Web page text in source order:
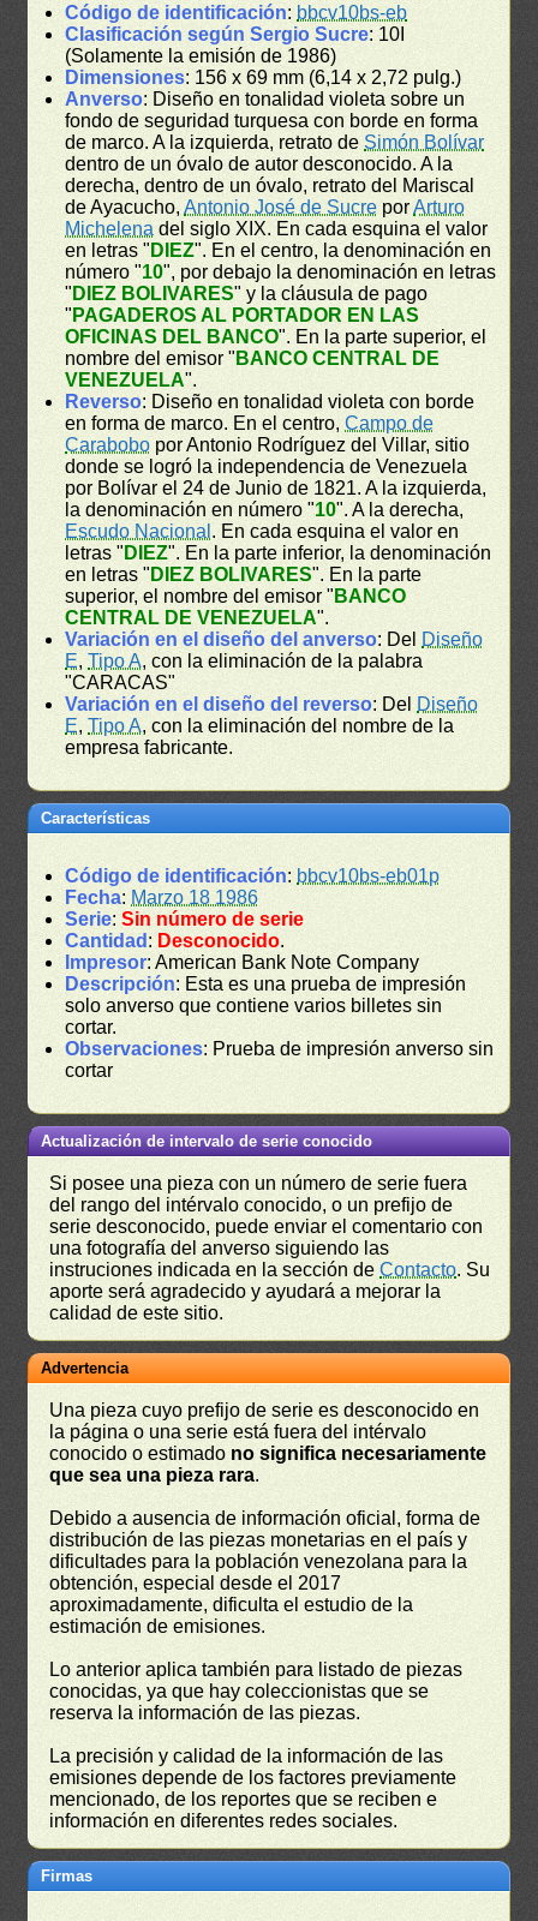
Código de identificación: bbcv10bs-eb
Clasificación según Sergio Sucre: 10I
(Solamente la emisión de 1986)
Dimensiones: 156 x 69 mm (6,14 x 2,72 pulg.)
Anverso: Diseño en tonalidad violeta sobre un
fondo de seguridad turquesa con borde en forma
de marco. A la izquierda, retrato deSimón Bolívar
dentro de un óvalo de autor desconocido. A la
derecha, dentro de un óvalo, retrato del Mariscal
de Ayacucho,Antonio José de Sucre porArturo
Michelena del siglo XIX. En cada esquina el valor
en letras " DIEZ". En el centro, la denominación en
número "10", por debajo la denominación en letras
" DIEZ BOLIVARES" y la cláusula de pago
" PAGADEROS AL PORTADOR EN LAS
OFICINAS DEL BANCO". En la parte superior, el
nombre del emisor " BANCO CENTRAL DE
VENEZUELA".
Reverso: Diseño en tonalidad violeta con borde
en forma de marco. En el centro,Campo de
Carabobo por Antonio Rodríguez del Villar, sitio
donde se logró la independencia de Venezuela
por Bolívar el 24 de Junio de 1821. A la izquierda,
la denominación en número "10". A la derecha,
Escudo Nacional . En cada esquina el valor en
letras " DIEZ". En la parte inferior, la denominación
en letras " DIEZ BOLIVARES". En la parte
superior, el nombre del emisor " BANCO
CENTRAL DE VENEZUELA".
Variación en el diseño del anverso: Del Diseño
E,Tipo A, con la eliminación de la palabra
"CARACAS"
Variación en el diseño del reverso: Del Diseño
E,Tipo A, con la eliminación del nombre de la
empresa fabricante.
Características
Código de identificación: bbcv10bs-eb01p
Fecha: Marzo 18 1986
Serie:Sin número de serie
Cantidad : Desconocido.
Impresor: American Bank Note Company
Descripción: Esta es una prueba de impresión
solo anverso que contiene varios billetes sin
cortar.
Observaciones: Prueba de impresión anverso sin
cortar
Actualización de intervalo de serie conocido
Si posee una pieza con un número de serie fuera
del rango del intérvalo conocido, o un prefijo de
serie desconocido, puede enviar el comentario con
una fotografía del anverso siguiendo las
instruciones indicada en la sección deContacto. Su
aporte será agradecido y ayudará a mejorar la
calidad de este sitio.
Advertencia
Una pieza cuyo prefijo de serie es desconocido en
la página o una serie está fuera del intérvalo
conocido o estimado no significa necesariamente
que sea una pieza rara.
Debido a ausencia de información oficial, forma de
distribución de las piezas monetarias en el país y
dificultades para la población venezolana para la
obtención, especial desde el 2017
aproximadamente, dificulta el estudio de la
estimación de emisiones.
Lo anterior aplica también para listado de piezas
conocidas, ya que hay coleccionistas que se
reserva la información de las piezas.
La precisión y calidad de la información de las
emisiones depende de los factores previamente
mencionado, de los reportes que se reciben e
información en diferentes redes sociales.
Firmas